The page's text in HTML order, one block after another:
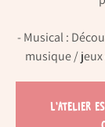
- Musical :
L'atelier